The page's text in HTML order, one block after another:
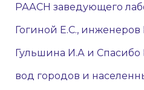
РААСН заведующего
Гогиной Е.С.,
Гульшина И.А и Спасибо
вод городов и